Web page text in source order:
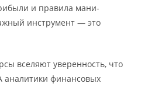
и правила мани-
инструмент — это
вселяют уверенность, что
аналитики финансовых